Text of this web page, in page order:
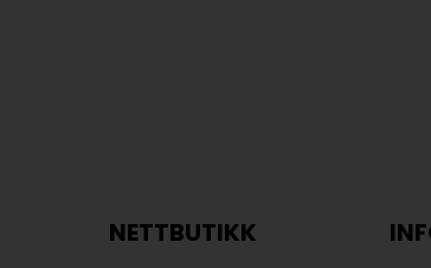
NETTBUTIKK